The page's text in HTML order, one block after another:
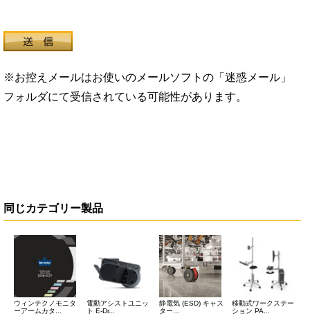
※お控えメールはお使いのメールソフトの「迷惑メール」
フォルダにて受信されている可能性があります。
同じカテゴリー製品
ウィンテクノモニタ
ーアームカタ...
電動アシストユニッ
ト E-Dr...
静電気 (ESD) キャス
ター...
移動式ワークステー
ション PA...